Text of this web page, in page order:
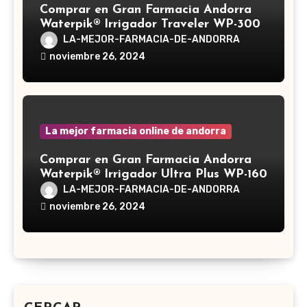
Comprar en Gran Farmacia Andorra
Waterpik® Irrigador Traveler WP-300
LA-MEJOR-FARMACIA-DE-ANDORRA
noviembre 26, 2024
La mejor farmacia online de andorra
Comprar en Gran Farmacia Andorra
Waterpik® Irrigador Ultra Plus WP-160
LA-MEJOR-FARMACIA-DE-ANDORRA
noviembre 26, 2024